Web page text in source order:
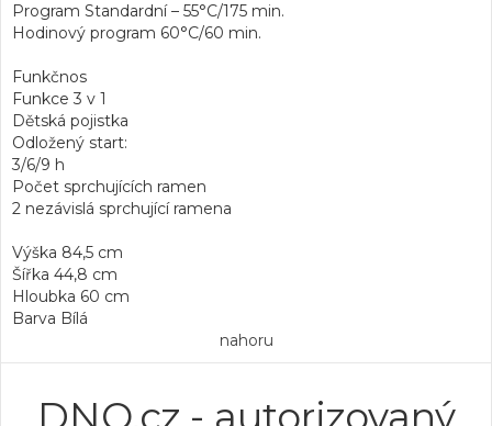
Program Standardní – 55°C/175 min.
Hodinový program 60°C/60 min.
Funkčnos
Funkce 3 v 1
Dětská pojistka
Odložený start:
3/6/9 h
Počet sprchujících ramen
2 nezávislá sprchující ramena
Výška 84,5 cm
Šířka 44,8 cm
Hloubka 60 cm
Barva Bílá
nahoru